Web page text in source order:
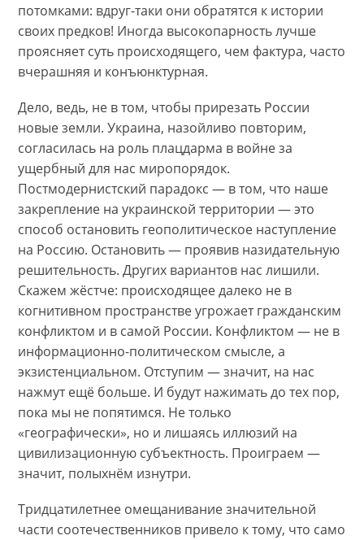
потомками: вдруг-таки они обратятся к истории
своих предков! Иногда высокопарность лучше
проясняет суть происходящего, чем фактура, часто
вчерашняя и конъюнктурная.
Дело, ведь, не в том, чтобы прирезать России
новые земли. Украина, назойливо повторим,
согласилась на роль плацдарма в войне за
ущербный для нас миропорядок.
Постмодернистский парадокс — в том, что наше
закрепление на украинской территории — это
способ остановить геополитическое наступление
на Россию. Остановить — проявив назидательную
решительность. Других вариантов нас лишили.
Скажем жёстче: происходящее далеко не в
когнитивном пространстве угрожает гражданским
конфликтом и в самой России. Конфликтом — не в
информационно-политическом смысле, а
экзистенциальном. Отступим — значит, на нас
нажмут ещё больше. И будут нажимать до тех пор,
пока мы не попятимся. Не только
«географически», но и лишаясь иллюзий на
цивилизационную субъектность. Проиграем —
значит, полыхнём изнутри.
Тридцатилетнее омещанивание значительной
части соотечественников привело к тому, что само